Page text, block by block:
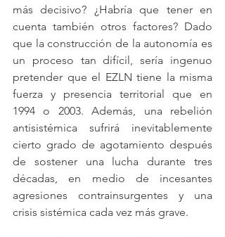
más decisivo? ¿Habría que tener en
cuenta también otros factores? Dado
que la construcción de la autonomía es
un proceso tan difícil, sería ingenuo
pretender que el EZLN tiene la misma
fuerza y presencia territorial que en
1994 o 2003. Además, una rebelión
antisistémica sufrirá inevitablemente
cierto grado de agotamiento después
de sostener una lucha durante tres
décadas, en medio de incesantes
agresiones contrainsurgentes y una
crisis sistémica cada vez más grave.